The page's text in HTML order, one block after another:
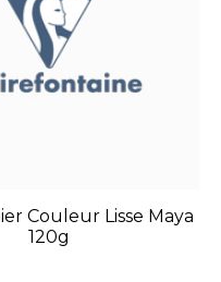
Couleur Lisse Maya
120g